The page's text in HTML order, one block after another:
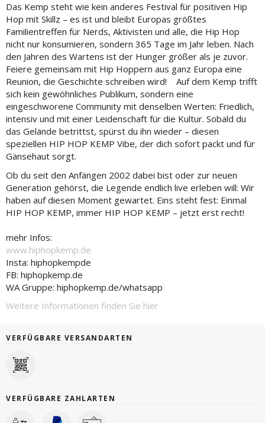
Das Kemp steht wie kein anderes Festival für positiven Hip
Hop mit Skillz – es ist und bleibt Europas größtes
Familientreffen für Nerds, Aktivisten und alle, die Hip Hop
nicht nur konsumieren, sondern 365 Tage im Jahr leben. Nach
den Jahren des Wartens ist der Hunger größer als je zuvor.
Feiere gemeinsam mit Hip Hoppern aus ganz Europa eine
Reunion, die Geschichte schreiben wird! Auf dem Kemp trifft
sich kein gewöhnliches Publikum, sondern eine
eingeschworene Community mit denselben Werten: Friedlich,
intensiv und mit einer Leidenschaft für die Kultur. Sobald du
das Gelände betrittst, spürst du ihn wieder – diesen
speziellen HIP HOP KEMP Vibe, der dich sofort packt und für
Gänsehaut sorgt.
Ob du seit den Anfängen 2002 dabei bist oder zur neuen
Generation gehörst, die Legende endlich live erleben will: Wir
haben auf diesen Moment gewartet. Eins steht fest: Einmal
HIP HOP KEMP, immer HIP HOP KEMP – jetzt erst recht!
mehr Infos:
www.hiphopkemp.de
Insta: hiphopkempde
FB: hiphopkemp.de
WA Gruppe: hiphopkemp.de/whatsapp
Weitere Informationen finden Sie hier
VERFÜGBARE VERSANDARTEN
VERFÜGBARE ZAHLARTEN